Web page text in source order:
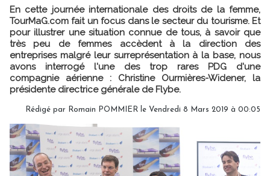
En cette journée internationale des droits de la femme,
TourMaG.com fait un focus dans le secteur du tourisme. Et
pour illustrer une situation connue de tous, à savoir que
très peu de femmes accèdent à la direction des
entreprises malgré leur surreprésentation à la base, nous
avons interrogé l'une des trop rares PDG d'une
compagnie aérienne : Christine Ourmières-Widener, la
présidente directrice générale de Flybe.
Rédigé par Romain POMMIER le Vendredi 8 Mars 2019 à 00:05